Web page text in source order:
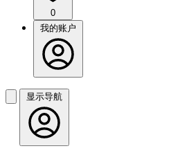
0
我的账户
显示导航